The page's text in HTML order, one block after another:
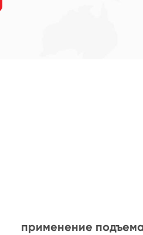
применение